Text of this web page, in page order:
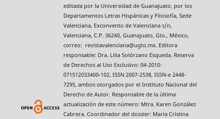
editada por la Universidad de Guanajuato, por los
Departamentos Letras Hispánicas y Filosofía, Sede
Valenciana, Exconvento de Valenciana s/n,
Valenciana, C.P. 36240, Guanajuato, Gto., México,
correo: revistavalenciana@ugto.mx. Editora
responsable: Dra. Lilia Solórzano Esqueda. Reserva
de Derechos al Uso Exclusivo: 04-2010-
071512033400-102, ISSN 2007-2538, ISSN-e 2448-
7295, ambos otorgados por el Instituto Nacional del
Derecho de Autor. Responsable de la última
actualización de este número: Mtra. Karen González
Cabrera. Coordinador del dossier: Maria Cristina